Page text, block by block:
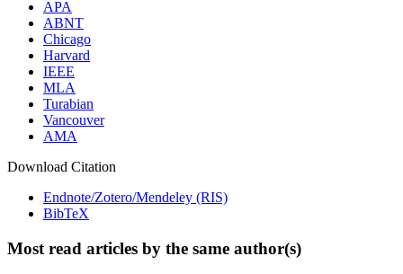
APA
ABNT
Chicago
Harvard
IEEE
MLA
Turabian
Vancouver
AMA
Download Citation
Endnote/Zotero/Mendeley (RIS)
BibTeX
Most read articles by the same author(s)